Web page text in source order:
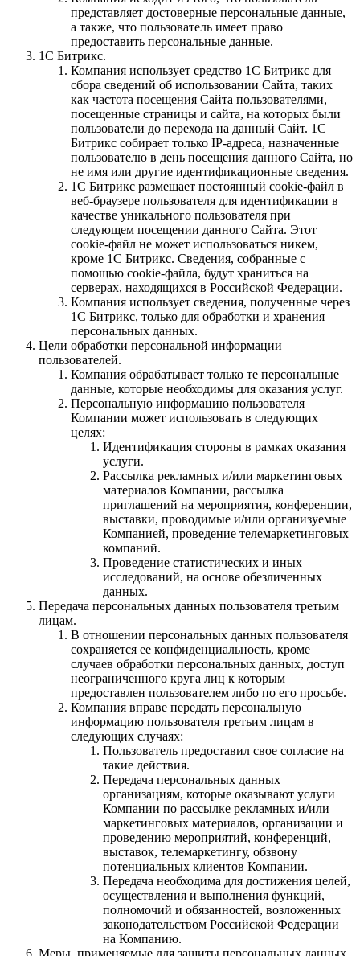
представляет достоверные персональные данные,
а также, что пользователь имеет право
предоставить персональные данные.
1С Битрикс.
Компания использует средство 1С Битрикс для
сбора сведений об использовании Сайта, таких
как частота посещения Сайта пользователями,
посещенные страницы и сайта, на которых были
пользователи до перехода на данный Сайт. 1С
Битрикс собирает только IP-адреса, назначенные
пользователю в день посещения данного Сайта, но
не имя или другие идентификационные сведения.
1С Битрикс размещает постоянный cookie-файл в
веб-браузере пользователя для идентификации в
качестве уникального пользователя при
следующем посещении данного Сайта. Этот
cookie-файл не может использоваться никем,
кроме 1С Битрикс. Сведения, собранные с
помощью cookie-файла, будут храниться на
серверах, находящихся в Российской Федерации.
Компания использует сведения, полученные через
1С Битрикс, только для обработки и хранения
персональных данных.
Цели обработки персональной информации
пользователей.
Компания обрабатывает только те персональные
данные, которые необходимы для оказания услуг.
Персональную информацию пользователя
Компании может использовать в следующих
целях:
Идентификация стороны в рамках оказания
услуги.
Рассылка рекламных и/или маркетинговых
материалов Компании, рассылка
приглашений на мероприятия, конференции,
выставки, проводимые и/или организуемые
Компанией, проведение телемаркетинговых
компаний.
Проведение статистических и иных
исследований, на основе обезличенных
данных.
Передача персональных данных пользователя третьим
лицам.
В отношении персональных данных пользователя
сохраняется ее конфиденциальность, кроме
случаев обработки персональных данных, доступ
неограниченного круга лиц к которым
предоставлен пользователем либо по его просьбе.
Компания вправе передать персональную
информацию пользователя третьим лицам в
следующих случаях:
Пользователь предоставил свое согласие на
такие действия.
Передача персональных данных
организациям, которые оказывают услуги
Компании по рассылке рекламных и/или
маркетинговых материалов, организации и
проведению мероприятий, конференций,
выставок, телемаркетингу, обзвону
потенциальных клиентов Компании.
Передача необходима для достижения целей,
осуществления и выполнения функций,
полномочий и обязанностей, возложенных
законодательством Российской Федерации
на Компанию.
Меры, применяемые для защиты персональных данных